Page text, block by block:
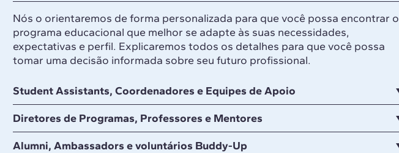
Nós o orientaremos de forma personalizada para que você possa encontrar o
programa educacional que melhor se adapte às suas necessidades,
expectativas e perfil. Explicaremos todos os detalhes para que você possa
tomar uma decisão informada sobre seu futuro profissional.
Student Assistants, Coordenadores e Equipes de Apoio
Diretores de Programas, Professores e Mentores
Alumni, Ambassadors e voluntários Buddy-Up